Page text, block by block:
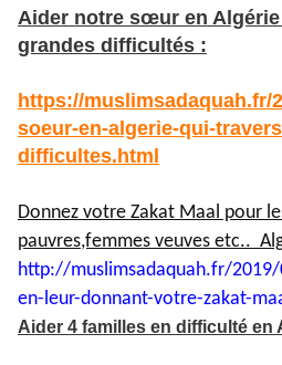
Aider notre sœur en
grandes difficultés :
https://muslimsadaquah.fr/
soeur-en-algerie-qui-
difficultes.html
Donnez votre Zakat Maal pour
pauvres,femmes veuves etc..
http://muslimsadaquah.fr/2019/
en-leur-donnant-votre-zakat-
Aider 4 familles en difficulté en